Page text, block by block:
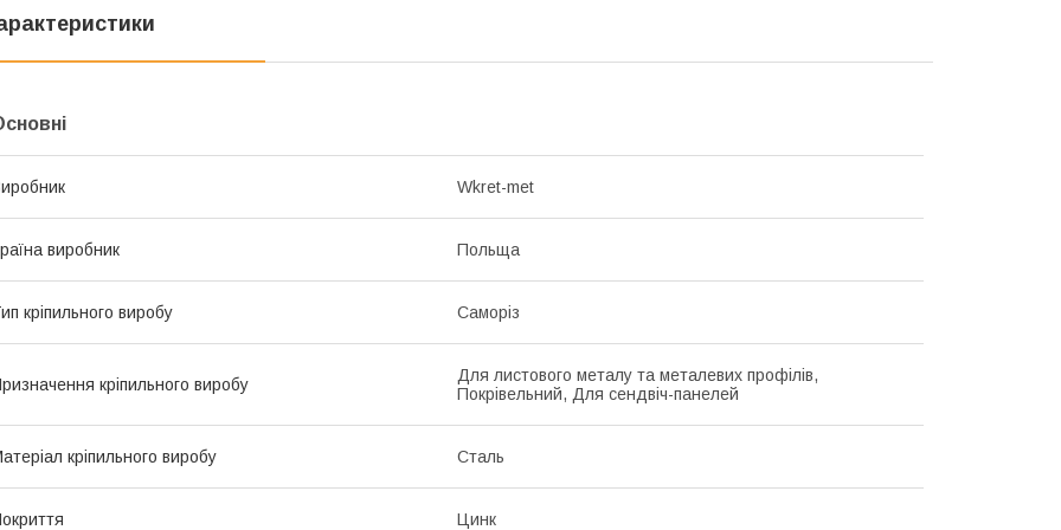
Wkret-met
виробник Польща
кріпильного виробу Саморіз
кріпильного виробу
Для листового металу та металевих профілів,
Покрівельний, Для сендвіч-панелей
кріпильного виробу Сталь
Цинк